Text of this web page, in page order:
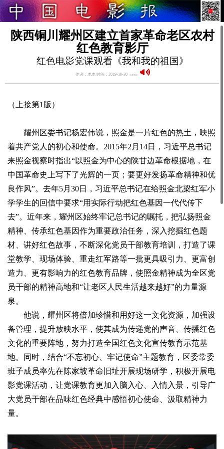
陕西铜川耀州区建立首家革命老区农村
红色教育影厅
红色电影党课观看《我和我的祖国》
作者：木木 时间：2019-10-30
（上接第1版）
耀州区委书记杨宏伟说，照金是一片红色的热土，映照
着共产党人的初心和使命。2015年2月14日，习近平总书记
来照金视察时指出“以照金为中心的陕甘边革命根据地，在
中国革命史上写下了光辉的一页；要更好发扬革命精神和优
良作风”。去年5月30日，习近平总书记在给照金北梁红军小
学学生的回信中要求“用实际行动把红色基因一代代传下
去”。近年来，耀州区始终牢记总书记的嘱托，把弘扬照金
精神、传承红色基因作为重要政治任务，深入挖掘红色题
材、讲好红色故事，不断深化党员干部教育培训，打造了课
堂教学、现场体验、重走红军路等一批更具吸引力、更富创
造力、更有影响力的红色教育品牌，使照金精神成为全区党
员干部的精神高地和“让老区人民生活越来越好”的力量源
泉。
他说，耀州区将倍加珍惜和用好这一文化资源，加强设
备管理，提升放映水平，使其成为传递党的声音、传播红色
文化的重要阵地，努力打造全国红色文化宣传教育示范基
地。同时，结合“不忘初心、牢记使命”主题教育，区委常委
班子成员率先在陈家坡革命旧址开展现场研学，积极开展电
影党课活动，让党课教育更加入脑入心、入情入景，引导广
大党员干部在品味红色经典中感悟初心使命、汲取精神力
量。